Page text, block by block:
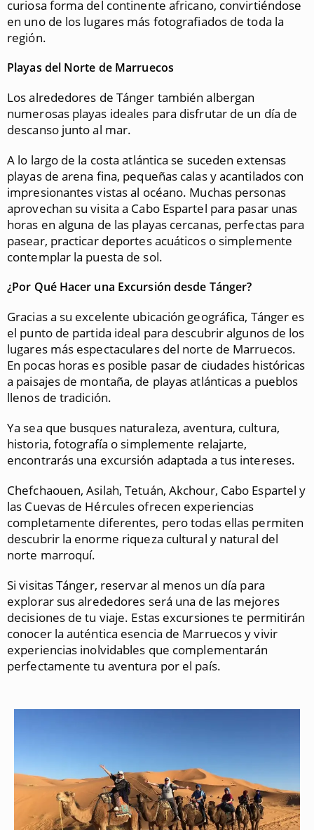
curiosa forma del continente africano, convirtiéndose
en uno de los lugares más fotografiados de toda la
región.
Playas del Norte de Marruecos
Los alrededores de Tánger también albergan
numerosas playas ideales para disfrutar de un día de
descanso junto al mar.
A lo largo de la costa atlántica se suceden extensas
playas de arena fina, pequeñas calas y acantilados con
impresionantes vistas al océano. Muchas personas
aprovechan su visita a Cabo Espartel para pasar unas
horas en alguna de las playas cercanas, perfectas para
pasear, practicar deportes acuáticos o simplemente
contemplar la puesta de sol.
¿Por Qué Hacer una Excursión desde Tánger?
Gracias a su excelente ubicación geográfica, Tánger es
el punto de partida ideal para descubrir algunos de los
lugares más espectaculares del norte de Marruecos.
En pocas horas es posible pasar de ciudades históricas
a paisajes de montaña, de playas atlánticas a pueblos
llenos de tradición.
Ya sea que busques naturaleza, aventura, cultura,
historia, fotografía o simplemente relajarte,
encontrarás una excursión adaptada a tus intereses.
Chefchaouen, Asilah, Tetuán, Akchour, Cabo Espartel y
las Cuevas de Hércules ofrecen experiencias
completamente diferentes, pero todas ellas permiten
descubrir la enorme riqueza cultural y natural del
norte marroquí.
Si visitas Tánger, reservar al menos un día para
explorar sus alrededores será una de las mejores
decisiones de tu viaje. Estas excursiones te permitirán
conocer la auténtica esencia de Marruecos y vivir
experiencias inolvidables que complementarán
perfectamente tu aventura por el país.